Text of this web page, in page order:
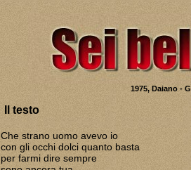
1975, Daiano -
Il testo
Che strano uomo avevo io
con gli occhi dolci quanto basta
per farmi dire sempre